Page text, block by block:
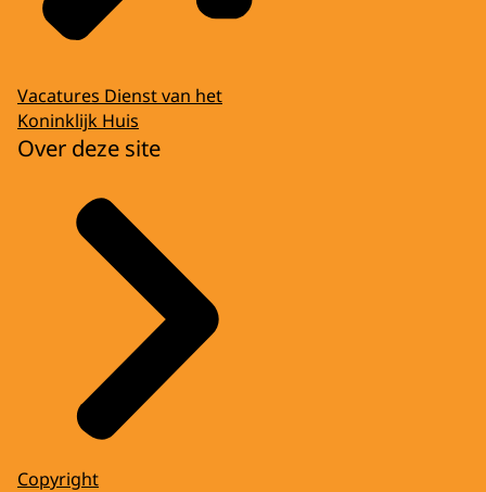
Vacatures Dienst van het
Koninklijk Huis
Over deze site
Copyright